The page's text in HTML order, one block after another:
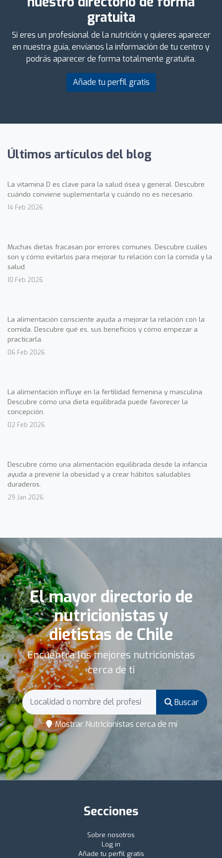
gratuita
Si eres un profesional de la nutrición y quieres aparecer
en nuestra guía, envíanos la información de tu centro y
podrás aparecer de forma totalmente gratuita.
Añade tu perfil gratis
Últimos artículos del blog
La vitamina D es clave para la salud ósea y general. Descubre
cuándo conviene suplementarla y cuándo no es necesario.
14 Feb 2026
Muchas dietas fracasan por errores comunes. Descubre cuáles
son y cómo evitarlos para mejorar tu relación con la comida y la
salud.
10 Feb 2026
La alimentación consciente ayuda a mejorar la relación con la
comida. Descubre qué es, sus beneficios y cómo empezar a
practicarla.
06 Feb 2026
La alimentación influye en la fertilidad femenina y masculina.
Descubre cómo una dieta equilibrada puede favorecer la
concepción.
02 Feb 2026
Descubre cómo una alimentación equilibrada desde la infancia
ayuda a prevenir la obesidad y a crear hábitos saludables
duraderos.
29 Jan 2026
El mayor directorio de
nutricionistas y
dietistas de Chile
Encuentra los mejores nutricionistas
cerca de ti
Buscar
Mostrar Nutricionistas cerca de mí
Secciones
Sobre nosotros
Log in
Añade tu perfil gratis